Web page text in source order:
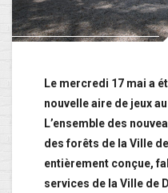
Le mercredi 17 mai a
nouvelle aire de jeux
L’ensemble des
des forêts de la Ville
entièrement conçue,
services de la Ville de